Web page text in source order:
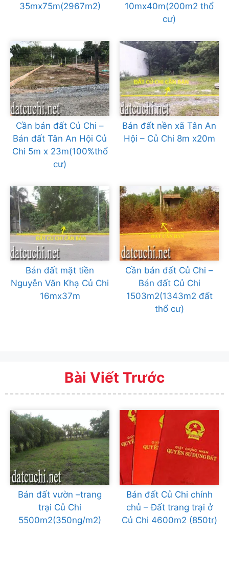
35mx75m(2967m2)
10mx40m(200m2 thổ
cư)
Cần bán đất Củ Chi –
Bán đất Tân An Hội Củ
Chi 5m x 23m(100%thổ
cư)
Bán đất nền xã Tân An
Hội – Củ Chi 8m x20m
Bán đất mặt tiền
Nguyễn Văn Khạ Củ Chi
16mx37m
Cần bán đất Củ Chi –
Bán đất Củ Chi
1503m2(1343m2 đất
thổ cư)
Bài Viết Trước
Bán đất vườn –trang
trại Củ Chi
5500m2(350ng/m2)
Bán đất Củ Chi chính
chủ – Đất trang trại ở
Củ Chi 4600m2 (850tr)